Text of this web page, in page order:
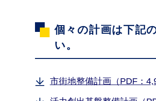
個々の計画は下記
い。
市街地整備計画（PDF：